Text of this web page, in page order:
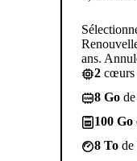
ans.
2 cœurs
8 Go
100 Go
8 To de